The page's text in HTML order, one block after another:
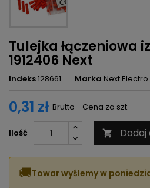
Tulejka łączeniowa
1912406 Next
Indeks128661 Marka Next Electro
0,31 zł Brutto - Cena za szt.
Ilość  Dodaj
🚚Towar wyślemy w